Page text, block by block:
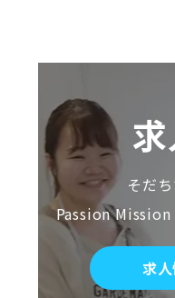
そだ
Passion
求